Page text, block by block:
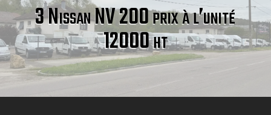
3 Nissan NV 200 prix à l’unité
12000 ht